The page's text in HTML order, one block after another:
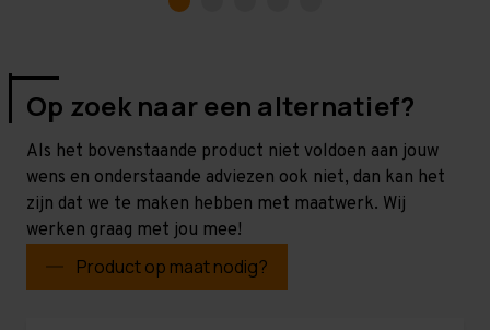
Op zoek naar een alternatief?
Als het bovenstaande product niet voldoen aan jouw
wens en onderstaande adviezen ook niet, dan kan het
zijn dat we te maken hebben met maatwerk. Wij
werken graag met jou mee!
Product op maat nodig?